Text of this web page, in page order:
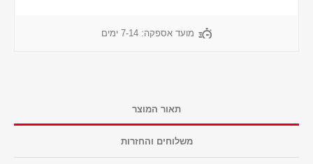
מועד אספקה: 7-14 ימים
תאור המוצר
משלוחים והחזרות